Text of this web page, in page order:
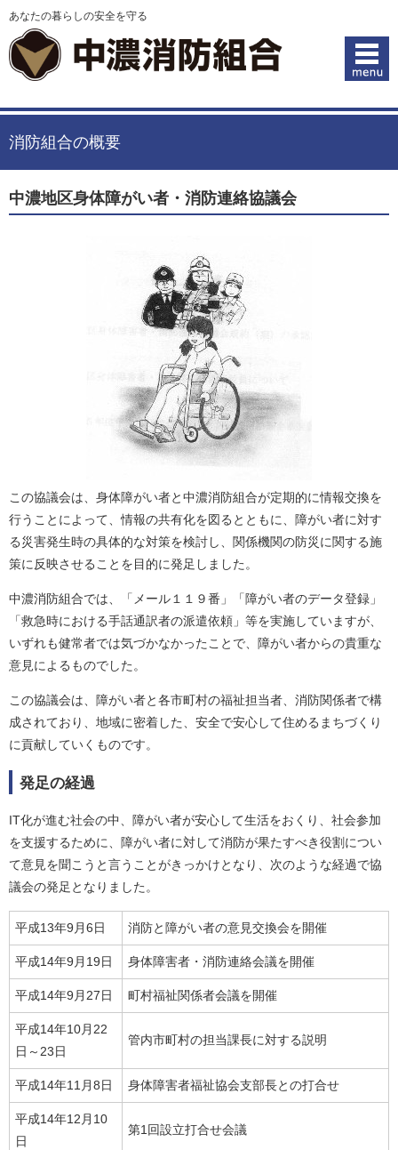
あなたの暮らしの安全を守る
消防組合の概要
中濃地区身体障がい者・消防連絡協議会
この協議会は、身体障がい者と中濃消防組合が定期的に情報交換を
行うことによって、情報の共有化を図るとともに、障がい者に対す
る災害発生時の具体的な対策を検討し、関係機関の防災に関する施
策に反映させることを目的に発足しました。
中濃消防組合では、「メール１１９番」「障がい者のデータ登録」
「救急時における手話通訳者の派遣依頼」等を実施していますが、
いずれも健常者では気づかなかったことで、障がい者からの貴重な
意見によるものでした。
この協議会は、障がい者と各市町村の福祉担当者、消防関係者で構
成されており、地域に密着した、安全で安心して住めるまちづくり
に貢献していくものです。
発足の経過
IT化が進む社会の中、障がい者が安心して生活をおくり、社会参加
を支援するために、障がい者に対して消防が果たすべき役割につい
て意見を聞こうと言うことがきっかけとなり、次のような経過で協
議会の発足となりました。
平成13年9月6日 消防と障がい者の意見交換会を開催
平成14年9月19日 身体障害者・消防連絡会議を開催
平成14年9月27日 町村福祉関係者会議を開催
平成14年10月22
日～23日
管内市町村の担当課長に対する説明
平成14年11月8日 身体障害者福祉協会支部長との打合せ
平成14年12月10
日
第1回設立打合せ会議